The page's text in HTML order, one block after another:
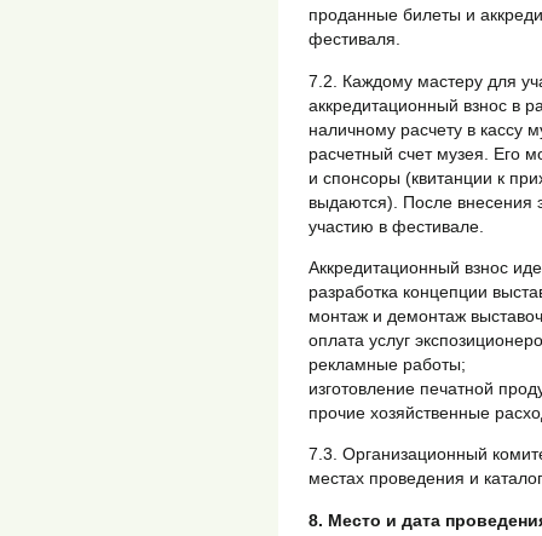
проданные билеты и
фестиваля.
7.2. Каждому мастеру для
аккредитационный взнос в
наличному расчету в кассу
расчетный счет музея. Его
и спонсоры (квитанции к
выдаются). После внесения
участию в фестивале.
Аккредитационный взнос
разработка концепции
монтаж и демонтаж
оплата услуг
рекламные работы;
изготовление печатной
прочие хозяйственные
7.3. Организационный
местах проведения и
8. Место и дата